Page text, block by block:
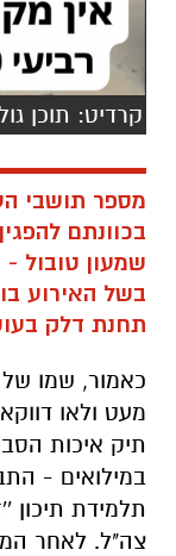
קרדיט: תוכן
מספר תושבי
בכוונתם
שמעון טובול
בשל האירוע
תחנת דלק
כאמור, שמו של
מעט ולאו
תיק איכות
במילואים -
תלמידת תיכון
צה"ל. לאחר